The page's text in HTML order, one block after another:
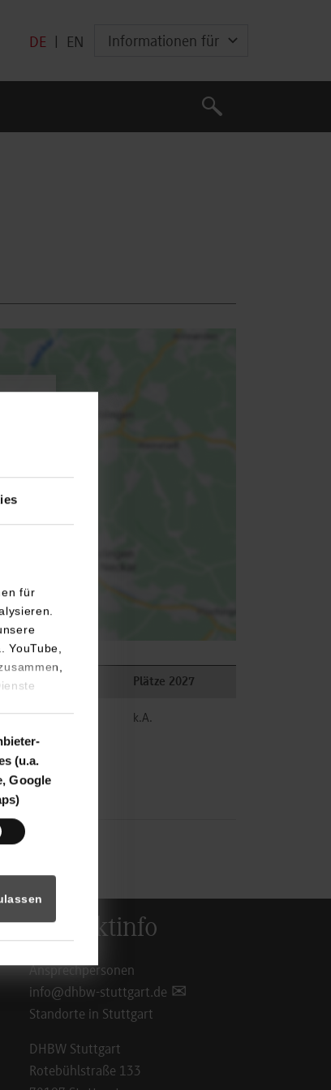
für
(u.a.
Google
DE EN Informationen für
Suche
Suche
Plätze 2026 Plätze 2027
k.A.
Kontaktinfo
Ansprechpersonen
info@dhbw-stuttgart.de
Standorte in Stuttgart
DHBW Stuttgart
Rotebühlstraße 133